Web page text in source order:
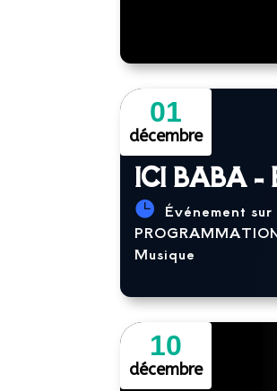
01
décembre
ICI BABA -
Événement
Musique
10
décembre